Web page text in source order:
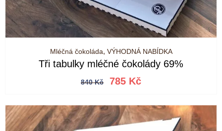
Mléčná čokoláda, VÝHODNÁ NABÍDKA
Tři tabulky mléčné čokolády 69%
840Kč
Původní
cena
840 Kč.
785 Kčcena
785 Kč.